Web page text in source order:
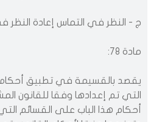
ج - النظر في التماس إعادة النظر
مادة 78:
يقصد بالقسيمة في تطبيق أحكام
التي تم إعدادها وفقا للقانون
أحكام هذا الباب على القسائم